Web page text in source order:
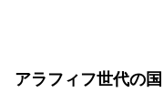
アラフィフ世代の国